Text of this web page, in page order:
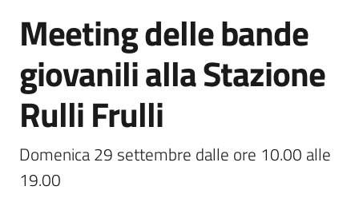
Amministrazione
Novità
Servizi
Vivere
Comune
Salta al contenuto
Meeting delle bande
giovanili alla Stazione
Rulli Frulli
Domenica 29 settembre dalle ore 10.00 alle
19.00